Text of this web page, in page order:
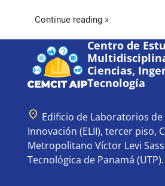
Continue reading »
Centro de
Ciencias,
Tecnología
location_on Edificio de Laboratorios
Innovación (ELII), tercer piso,
Metropolitano Víctor Levi
Tecnológica de Panamá (UTP).